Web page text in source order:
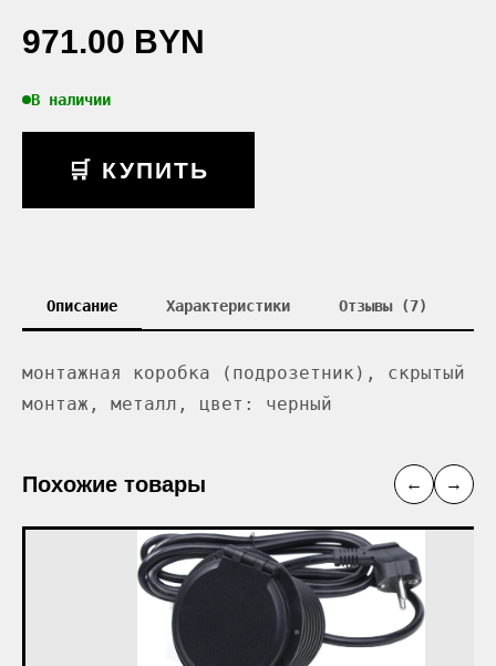
971.00 BYN
В наличии
🛒 КУПИТЬ
Описание Характеристики Отзывы (7)
монтажная коробка (подрозетник), скрытый
монтаж, металл, цвет: черный
Похожие товары ← →